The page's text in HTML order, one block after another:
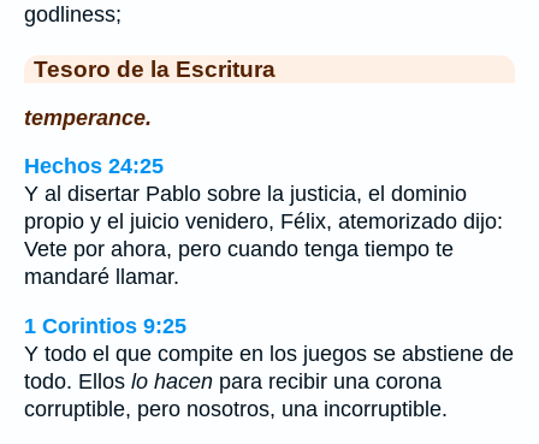
godliness;
Tesoro de la Escritura
temperance.
Hechos 24:25
Y al disertar Pablo sobre la justicia, el dominio
propio y el juicio venidero, Félix, atemorizado dijo:
Vete por ahora, pero cuando tenga tiempo te
mandaré llamar.
1 Corintios 9:25
Y todo el que compite en los juegos se abstiene de
todo. Ellos lo hacen para recibir una corona
corruptible, pero nosotros, una incorruptible.